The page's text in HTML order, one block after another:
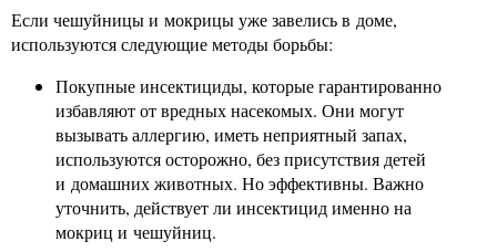
Если чешуйницы и мокрицы уже завелись в доме,
используются следующие методы борьбы:
Покупные инсектициды, которые гарантированно
избавляют от вредных насекомых. Они могут
вызывать аллергию, иметь неприятный запах,
используются осторожно, без присутствия детей
и домашних животных. Но эффективны. Важно
уточнить, действует ли инсектицид именно на
мокриц и чешуйниц.